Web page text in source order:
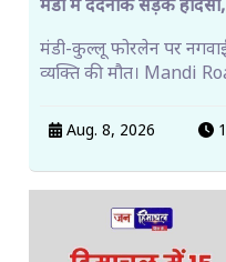
मंडी में दर्दनाक सड़क
मंडी-कुल्लू फोरलेन पर
व्यक्ति की मौत। Mandi
Aug. 8, 2026